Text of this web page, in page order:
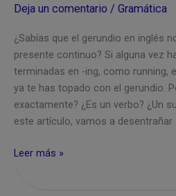
Deja un comentario / Gramática
¿Sabías que el gerundio en inglés
presente continuo? Si alguna vez
terminadas en -ing, como running,
ya te has topado con el gerundio.
exactamente? ¿Es un verbo? ¿Un
este artículo, vamos a desentrañar
El
Leer más »